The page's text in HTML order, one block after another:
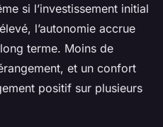
si l’investissement initial
l’autonomie accrue
terme. Moins de
et un confort
positif sur plusieurs